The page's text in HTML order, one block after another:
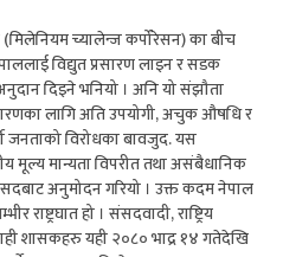
च्यालेन्ज कर्पोरेसन) का बीच
विद्युत प्रसारण लाइन र सडक
दिइने भनियो । अनि यो संझौता
लागि अति उपयोगी, अचुक औषधि र
जनताको विरोधका बावजुद. यस
मान्यता विपरीत तथा असंबैधानिक
अनुमोदन गरियो । उक्त कदम नेपाल
राष्ट्रघात हो । संसदवादी, राष्ट्रिय
शासकहरु यही २०८० भाद्र १४ गतेदेखि